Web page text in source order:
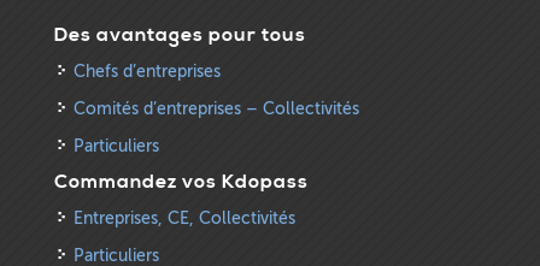
Des avantages pour tous
Chefs d’entreprises
Comités d’entreprises – Collectivités
Particuliers
Commandez vos Kdopass
Entreprises, CE, Collectivités
Particuliers